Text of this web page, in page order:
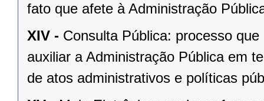
fato que afete à Administração
XIV - Consulta Pública: processo
auxiliar a Administração Pública em
de atos administrativos e políticas